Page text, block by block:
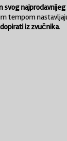
svog
tempom
iz zvučnika.